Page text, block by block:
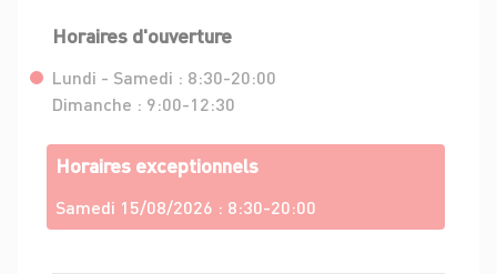
Horaires d'ouverture
Lundi - Samedi : 8:30-20:00
Dimanche : 9:00-12:30
Horaires exceptionnels
Samedi 15/08/2026 : 8:30-20:00